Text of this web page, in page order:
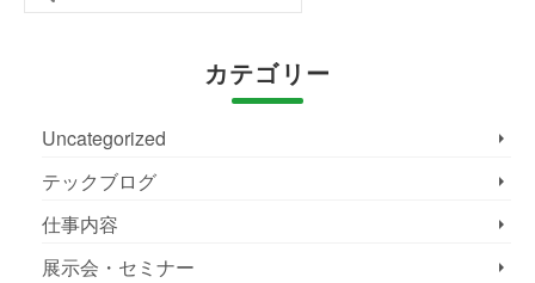
for:
カテゴリー
Uncategorized
テックブログ
仕事内容
展示会・セミナー